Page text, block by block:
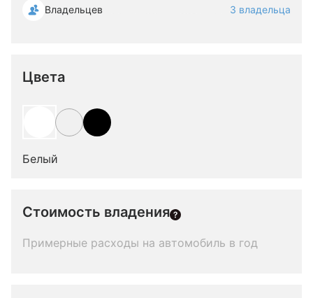
Владельцев 3 владельца
Цвета
Белый
Стоимость владения
Примерные расходы на автомобиль в год